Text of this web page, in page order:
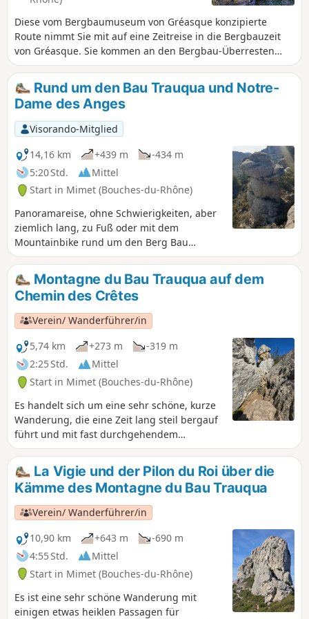
Höhenunterschieds anspruchsvoll ist.
Diese vom Bergbaumuseum von Gréasque konzipierte
Route nimmt Sie mit auf eine Zeitreise in die Bergbauzeit
von Gréasque. Sie kommen an den Bergbau-Überresten
vorbei, die die Entwicklung des Dorfes ermöglicht haben.
Die Route ist mit permanenten schwarzen Markierungen
auf weißem Hintergrund gekennzeichnet. Erläuterungen
finden Sie im Museum.
Rund um den Bau Trauqua und Notre-
Dame des Anges
Visorando-Mitglied
14,16 km
+439 m
-434 m
5:20 Std.
Mittel
Start in Mimet (Bouches-du-Rhône)
Panoramareise, ohne Schwierigkeiten, aber
ziemlich lang, zu Fuß oder mit dem
Mountainbike rund um den Berg Bau
Trauqua. Blick auf die Region Aix und
Gardanne mit dem Berg Sainte-Victoire,
dann auf die malerischen Dörfer Mimet,
Saint-Savournin und schließlich auf die
Bucht von Marseille, bevor es nach Norden
in Richtung Notre-Dame des Anges geht.
Montagne du Bau Trauqua auf dem
Chemin des Crêtes
Verein/ Wanderführer/in
5,74 km
+273 m
-319 m
2:25 Std.
Mittel
Start in Mimet (Bouches-du-Rhône)
Es handelt sich um eine sehr schöne, kurze
Wanderung, die eine Zeit lang steil bergauf
führt und mit fast durchgehendem
Panoramablick während mehr als der Hälfte
der Wanderung für Abwechslung sorgt. Eine
Orientierungstafel, Bänke entlang des
Kamms und wunderschöne schmale Pfade,
von denen ein Teil etwas schwierig ist, aber
gute Haltemöglichkeiten bietet.
La Vigie und der Pilon du Roi über die
Kämme des Montagne du Bau Trauqua
Verein/ Wanderführer/in
10,90 km
+643 m
-690 m
4:55 Std.
Mittel
Start in Mimet (Bouches-du-Rhône)
Es ist eine sehr schöne Wanderung mit
einigen etwas heiklen Passagen für